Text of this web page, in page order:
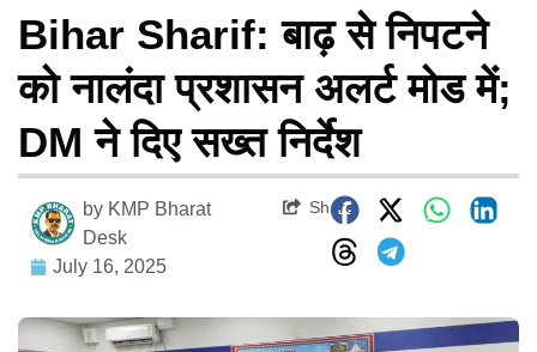
Bihar Sharif: बाढ़ से निपटने
को नालंदा प्रशासन अलर्ट मोड में;
DM ने दिए सख्त निर्देश
by KMP Bharat
Desk
July 16, 2025
Share